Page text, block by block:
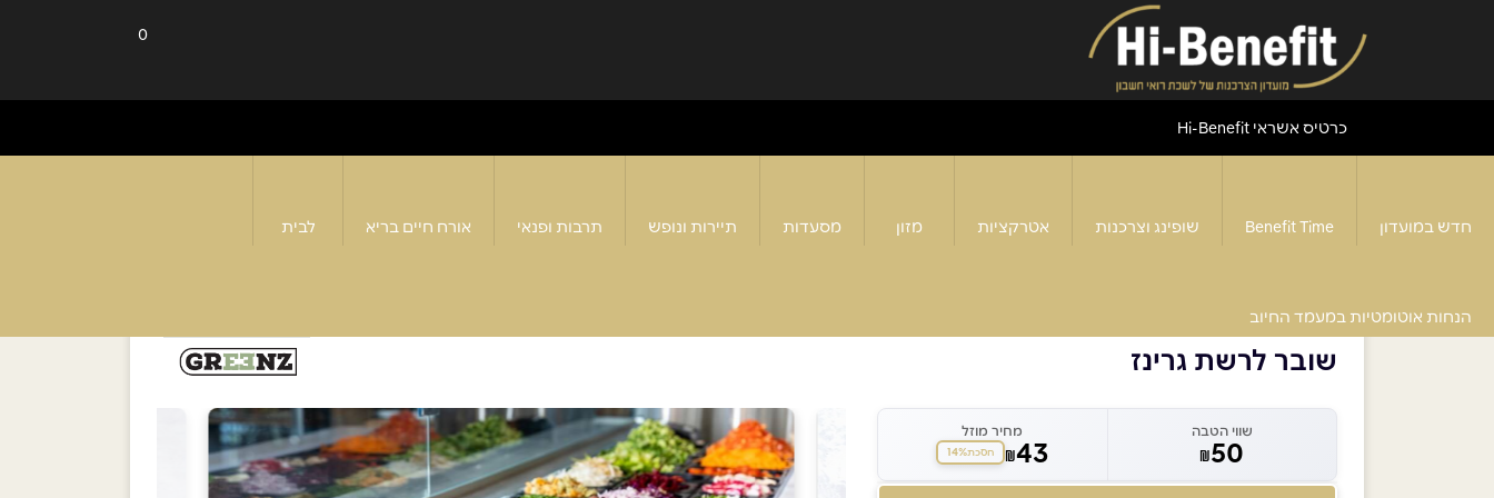
0
כרטיס אשראי Hi-Benefit
חדש במועדון Benefit Time שופינג וצרכנות אטרקציות מזון מסעדות תיירות ונופש תרבות ופנאי אורח חיים בריא לבית
הנחות אוטומטיות במעמד החיוב
שובר לרשת גרינז
שווי הטבה
₪50
מחיר מוזל
₪43 חסכת14%